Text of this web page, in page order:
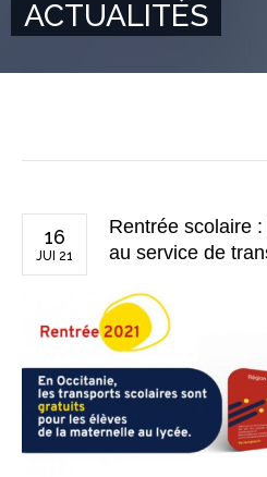
ACTUALITÉS
16
JUI 21
Rentrée scolaire
au service de